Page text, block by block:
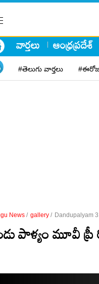
వార్తలు ఆంధ్రప్రదేశ్
#తెలుగు వార్తలు
News / gallery / Dandupalyam
పాళ్యం మూవీ